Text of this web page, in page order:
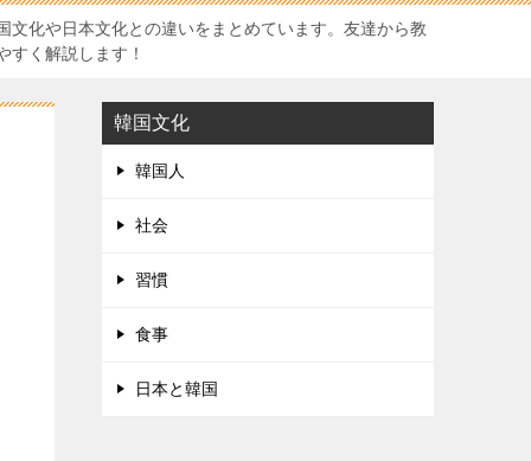
文化や日本文化との違いをまとめています。友達から教
すく解説します！
韓国文化
韓国人
社会
習慣
食事
日本と韓国